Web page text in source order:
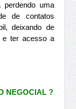
uma
de contatos
deixando de
e ter acesso a
NEGOCIAL ?